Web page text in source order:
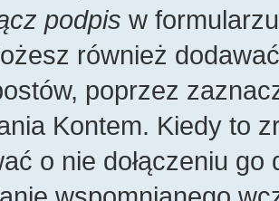
podpis w
również
poprzez
Kontem. Kiedy to
o nie dołączeniu